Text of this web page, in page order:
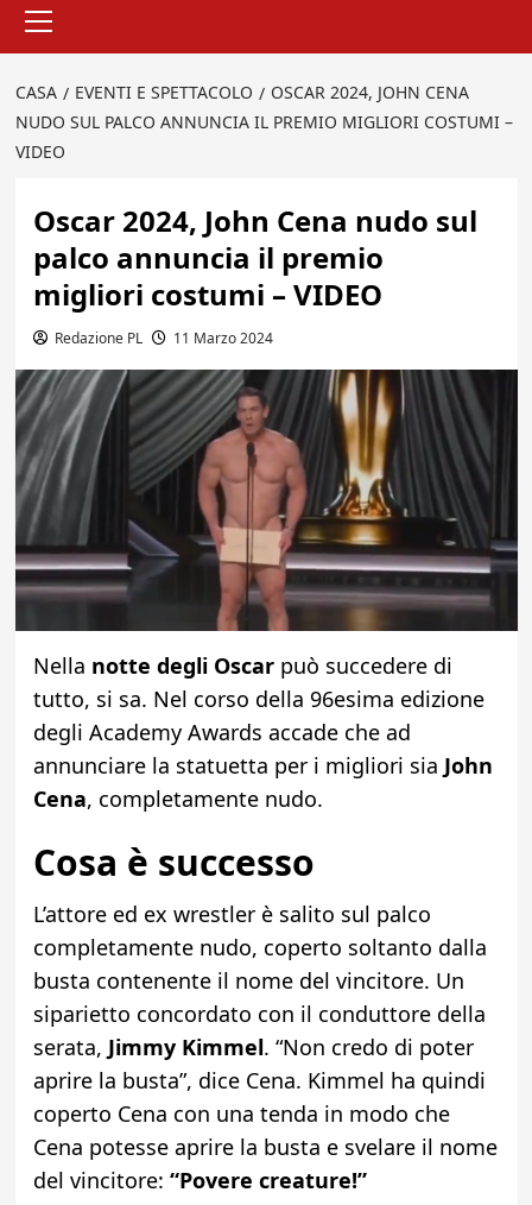
principale
CASA EVENTI E SPETTACOLO
OSCAR 2024, JOHN CENA
NUDO SUL PALCO ANNUNCIA IL PREMIO MIGLIORI COSTUMI –
VIDEO
Oscar 2024, John Cena nudo sul
palco annuncia il premio
migliori costumi – VIDEO
Redazione PL 11 Marzo 2024
Nella notte degli Oscarpuò succedere di
tutto, si sa. Nel corso della 96esima edizione
degli Academy Awards accade che ad
annunciare la statuetta per i migliori sia John
Cena, completamente nudo.
Cosa è successo
L’attore ed ex wrestler è salito sul palco
completamente nudo, coperto soltanto dalla
busta contenente il nome del vincitore. Un
siparietto concordato con il conduttore della
serata, Jimmy Kimmel. “Non credo di poter
aprire la busta”, dice Cena. Kimmel ha quindi
coperto Cena con una tenda in modo che
Cena potesse aprire la busta e svelare il nome
del vincitore: “Povere creature!”